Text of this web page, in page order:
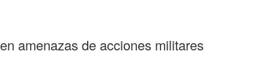
amenazas de acciones militares